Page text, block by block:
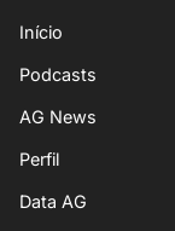
Início
Podcasts
AG News
Perfil
Data AG